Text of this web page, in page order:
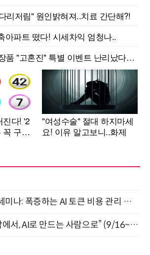
"AI 핀옵스 실전 세미나: 폭증하는 AI 토큰 비용 관리 전략" 8월 21일 개최
“AI에게 묻는 사람에서, AI로 만드는 사람으로” (9/16~17)